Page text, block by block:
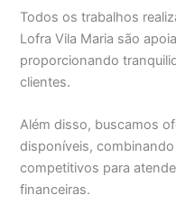
Todos os trabalhos
Lofra Vila Maria são
proporcionando
clientes.
Além disso, buscamos
disponíveis,
competitivos para
financeiras.